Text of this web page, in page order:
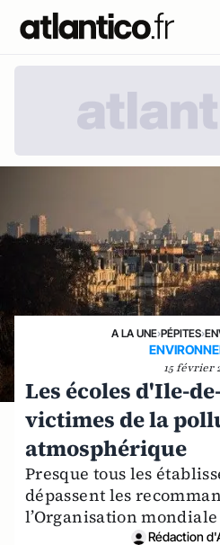
A LA UNE›PÉPITES›
15 février
Les écoles d'Ile-
victimes de la
atmosphérique
Presque tous les
dépassent les
l’Organisation mondiale
Rédaction